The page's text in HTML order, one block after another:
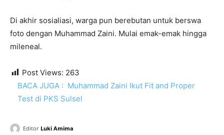
Di akhir sosialiasi, warga pun berebutan untuk berswa
foto dengan Muhammad Zaini. Mulai emak-emak hingga
mileneal.
Post Views: 263
BACA JUGA : Muhammad Zaini Ikut Fit and Proper
Test di PKS Sulsel
Editor Luki Amima